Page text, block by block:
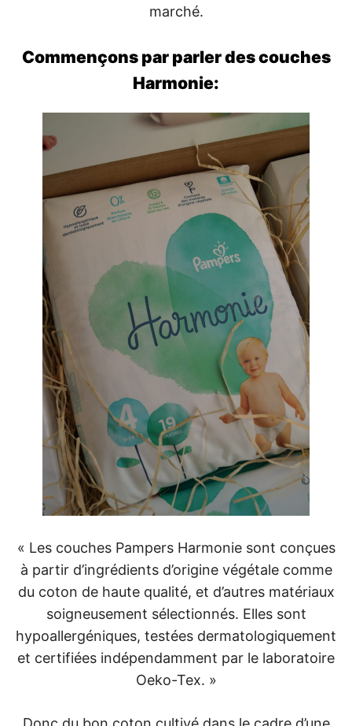
marché.
Commençons par parler des couches
Harmonie:
« Les couches Pampers Harmonie sont conçues
à partir d’ingrédients d’origine végétale comme
du coton de haute qualité, et d’autres matériaux
soigneusement sélectionnés. Elles sont
hypoallergéniques, testées dermatologiquement
et certifiées indépendamment par le laboratoire
Oeko-Tex. »